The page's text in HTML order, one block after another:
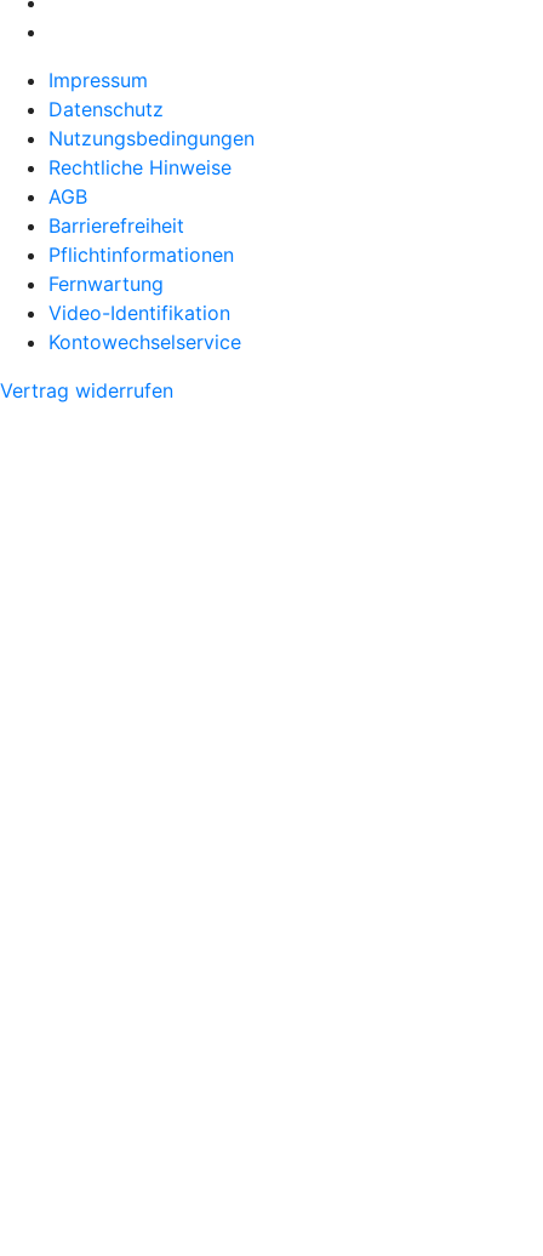
Impressum
Datenschutz
Nutzungsbedingungen
Rechtliche Hinweise
AGB
Barrierefreiheit
Pflichtinformationen
Fernwartung
Video-Identifikation
Kontowechselservice
Vertrag widerrufen